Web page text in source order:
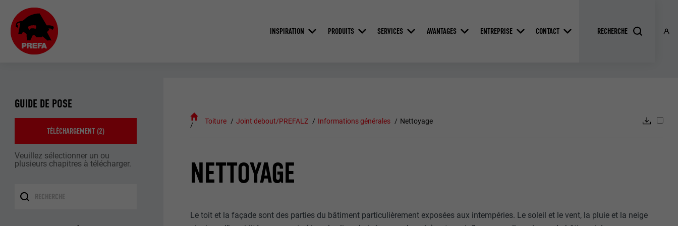
INSPIRATION PRODUITS SERVICES AVANTAGES ENTREPRISE CONTACT
GUIDE DE POSE
TÉLÉCHARGEMENT (2)
Veuillez sélectionner un ou
plusieurs chapitres à télécharger.
Toiture Joint debout/PREFALZ Informations générales Nettoyage
NETTOYAGE
Le toit et la façade sont des parties du bâtiment particulièrement exposées aux intempéries. Le soleil et le vent, la pluie et la neige